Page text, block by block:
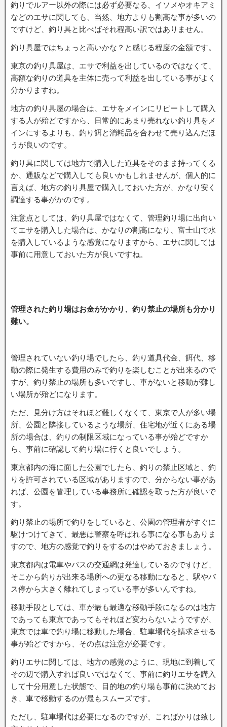
釣りでルアー以外の際には必ず必要なる、イソメやオキアミ
などのエサに関しても、当然、地方よりも割高な事が多いの
ですけど、釣り具と比べばそれ程高い訳ではありません。
釣り具屋ではちょっと高いかな？と感じる程度の金額です。
東京の釣り具屋は、エサで利益を出しているのではなくて、
高額な釣りの道具を主体に売って利益を出している事がよく
分かりますね。
地方の釣り具屋の場合は、エサをメインにリピートして購入
する人が殆どですから、日常的にあまり売れない釣り具をメ
インにするよりも、釣り餌と消耗品を合わせて売り込んだほ
うが良いのです。
釣り具に関しては地方で購入した道具をそのまま持ってくる
か、通販などで購入しても良いかもしれませんが、個人的に
言えば、地方の釣り具屋で購入しておいた方が、かなり安く
調達する事がかのです。
注意点としては、釣り具屋ではなくて、管理釣り場に出向い
てエサを購入した場合は、かなりの割高になり、富士山で水
を購入しているような感覚になりますから、エサに関しては
事前に用意しておいた方が良いですね。
管理された釣り場はお金がかかり、釣り禁止の場所も分かり
難い。
管理されていない釣り場でしたら、釣り道具代金、餌代、移
動の際に発生する費用のみで釣りを楽しむことが出来るので
すが、釣り禁止の場所も多いですし、車がないと移動が難し
い場所が殆どになります。
ただ、見分け方はそれほど難しくなくて、東京で人が多い場
所、公園と隣接しているような場所、住宅地が近くにある場
所の場合は、釣りの制限区域になっている事が殆どですか
ら、事前に確認して釣り場に行くと良いでしょう。
東京都内の海に面した公園でしたら、釣りの禁止区域と、釣
りを許可されている区域がありますので、分からない事があ
れば、公園を管理している事務所に確認を取った方が良いで
す。
釣り禁止の場所で釣りをしていると、公園の管理者がすぐに
駆けつけてきて、最悪は警察を呼ばれる事になる事もありま
すので、地方の感覚で釣りをするのはやめておきましょう。
東京都内は電車やバスの交通網は発達しているのですけど、
そこから釣りが出来る場所への更なる移動になると、駅やバ
ス停から大きく離れてしまっている事が多いんですね。
移動手段としては、車が最も最適な移動手段になるのは地方
であっても東京であってもそれほど変わらないようですが、
東京では車で釣り場に移動した場合、駐車場代を請求させる
事が殆どですから、その点は注意が必要です。
釣りエサに関しては、地方の感覚のように、現地に到着して
その辺で購入すれば良いではなくて、事前に釣りエサを購入
して十分用意した状態で、目的地の釣り場も事前に決めてお
き、車で移動するのが最もスムーズです。
ただし、駐車場代は必要になるのですが、こればかりは致し